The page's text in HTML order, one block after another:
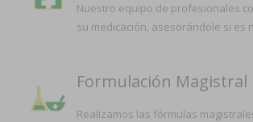
Nuestro equipo de profesionales
su medicación, asesorándole si es
Formulación Magistral
Realizamos las fórmulas